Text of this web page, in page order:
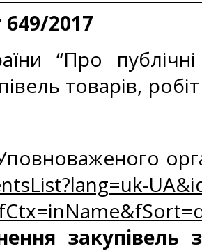
649/2017
“Про публічні
товарів,